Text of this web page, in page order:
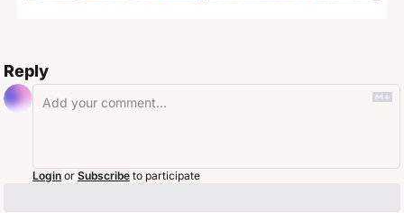
Reply
Login or Subscribe to participate